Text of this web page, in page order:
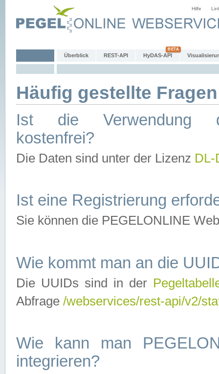
Hilfe
Überblick REST-API HyDAS-API
Häufig gestellte
Ist die Verwendung
kostenfrei?
Die Daten sind unter der Lizenz
Ist eine Registrierung
Sie können die PEGELONLINE
Wie kommt man an die
Die UUIDs sind in der
Abfrage /webservices/rest-api/v2/
Wie kann man
integrieren?